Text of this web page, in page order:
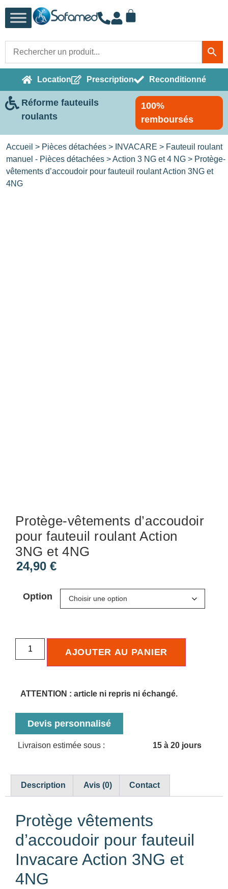
Location Prescription Reconditionné
Réforme fauteuils
roulants
100%
remboursés
Accueil > Pièces détachées > INVACARE > Fauteuil roulant
manuel - Pièces détachées >Action 3 NG et 4 NG > Protège-
vêtements d’accoudoir pour fauteuil roulant Action 3NG et
4NG
Protège-vêtements d’accoudoir
pour fauteuil roulant Action
3NG et 4NG
24,90 €
Option
AJOUTER AU PANIER
ATTENTION : article ni repris ni échangé.
Devis personnalisé
Livraison estimée sous : 15 à 20 jours
Description Avis (0) Contact
Protège vêtements
d’accoudoir pour fauteuil
Invacare Action 3NG et
4NG